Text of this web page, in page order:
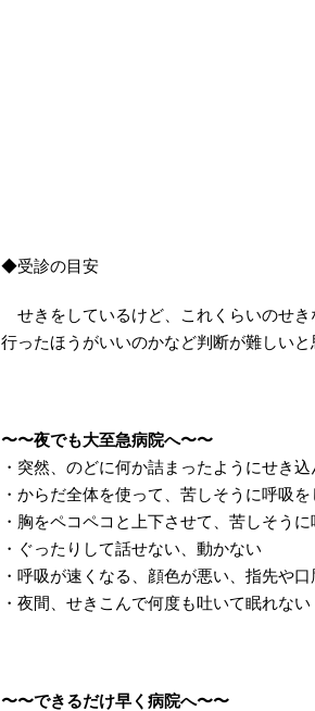
◆受診の目安
せきをしているけど、これくらいのせ
行ったほうがいいのかなど判断が難しい
〜〜夜でも大至急病院へ〜〜
・突然、のどに何か詰まったようにせき込
・からだ全体を使って、苦しそうに呼吸を
・胸をペコペコと上下させて、苦しそう
・ぐったりして話せない、動かない
・呼吸が速くなる、顔色が悪い、指先や
・夜間、せきこんで何度も吐いて眠れない
〜〜できるだけ早く病院へ〜〜